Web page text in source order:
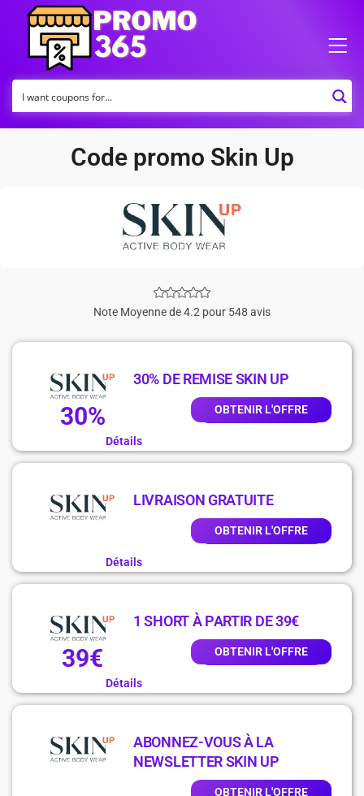
Code promo Skin Up
Note Moyenne de 4.2 pour 548 avis
30%
30% DE REMISE SKIN UP
OBTENIR L'OFFRE
Détails
LIVRAISON GRATUITE
OBTENIR L'OFFRE
Détails
39€
1 SHORT À PARTIR DE 39€
OBTENIR L'OFFRE
Détails
ABONNEZ-VOUS À LA
NEWSLETTER SKIN UP
OBTENIR L'OFFRE